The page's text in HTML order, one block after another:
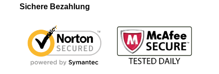
Sichere Bezahlung